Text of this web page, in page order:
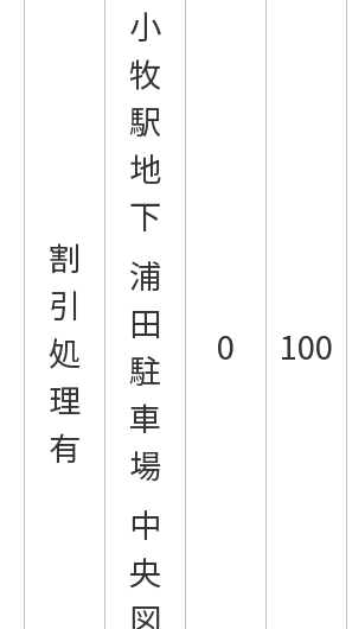
割
引
処
理
有
小
牧
駅
地
下
浦
田
駐
車
場
中
央
図
0 100